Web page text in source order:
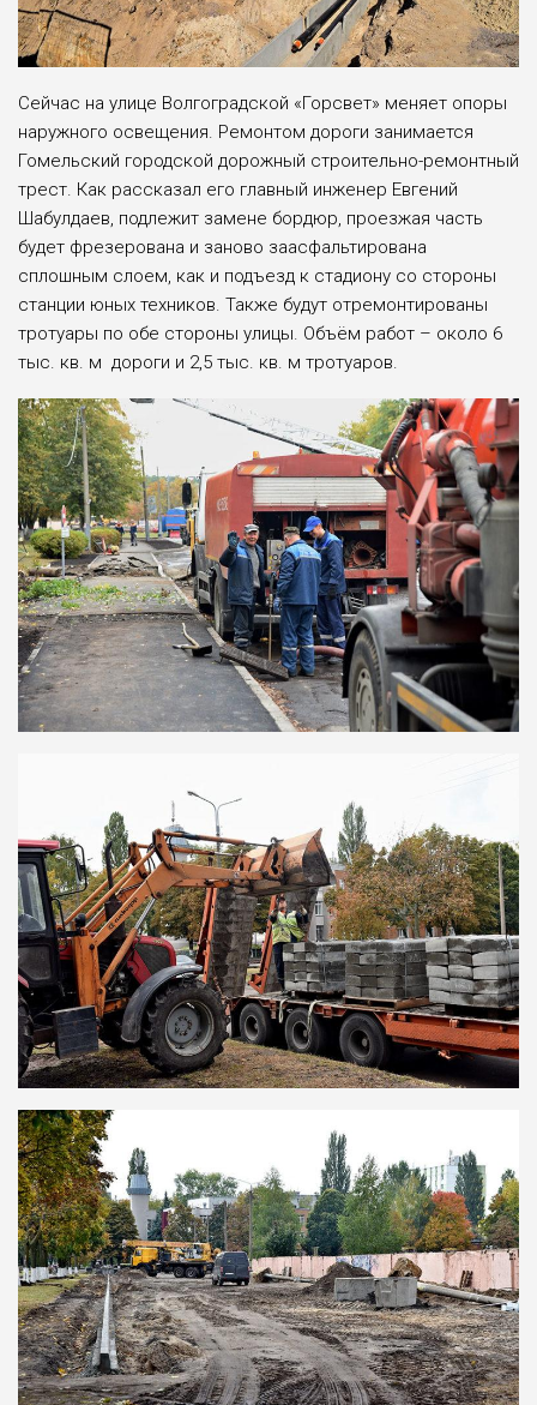
Сейчас на улице Волгоградской «Горсвет» меняет опоры
наружного освещения. Ремонтом дороги занимается
Гомельский городской дорожный строительно-ремонтный
трест. Как рассказал его главный инженер Евгений
Шабулдаев, подлежит замене бордюр, проезжая часть
будет фрезерована и заново заасфальтирована
сплошным слоем, как и подъезд к стадиону со стороны
станции юных техников. Также будут отремонтированы
тротуары по обе стороны улицы. Объём работ – около 6
тыс. кв. м дороги и 2,5 тыс. кв. м тротуаров.